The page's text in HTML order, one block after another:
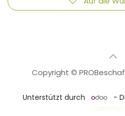
Copyright ©
Unterstützt durch -